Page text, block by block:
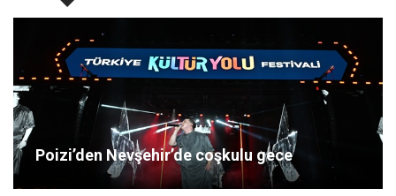
Poizi’den Nevşehir’de coşkulu gece